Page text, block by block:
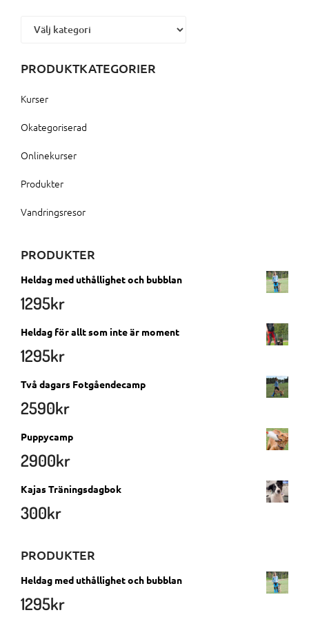
Kategorier
PRODUKTKATEGORIER
Kurser
Okategoriserad
Onlinekurser
Produkter
Vandringsresor
PRODUKTER
Heldag med uthållighet och bubblan
1295kr
Heldag för allt som inte är moment
1295kr
Två dagars Fotgåendecamp
2590kr
Puppycamp
2900kr
Kajas Träningsdagbok
300kr
PRODUKTER
Heldag med uthållighet och bubblan
1295kr